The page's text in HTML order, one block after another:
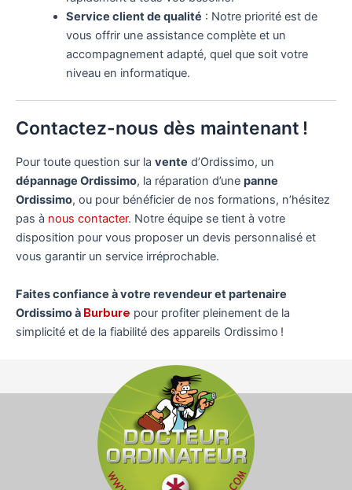
Service client de qualité : Notre priorité est de
vous offrir une assistance complète et un
accompagnement adapté, quel que soit votre
niveau en informatique.
Contactez-nous dès maintenant !
Pour toute question sur la vente d’Ordissimo, un
dépannage Ordissimo, la réparation d’une panne
Ordissimo, ou pour bénéficier de nos formations, n’hésitez
pas à nous contacter. Notre équipe se tient à votre
disposition pour vous proposer un devis personnalisé et
vous garantir un service irréprochable.
Faites confiance à votre revendeur et partenaire
Ordissimo à Burbure pour profiter pleinement de la
simplicité et de la fiabilité des appareils Ordissimo !